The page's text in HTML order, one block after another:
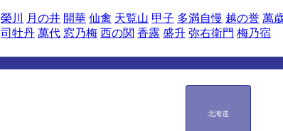
榮川 月の井 開華 仙禽 天覧山 甲子 多満自慢 越の誉 萬
司牡丹 萬代 窓乃梅 西の関 香露 盛升 弥右衛門 梅乃宿
北海道